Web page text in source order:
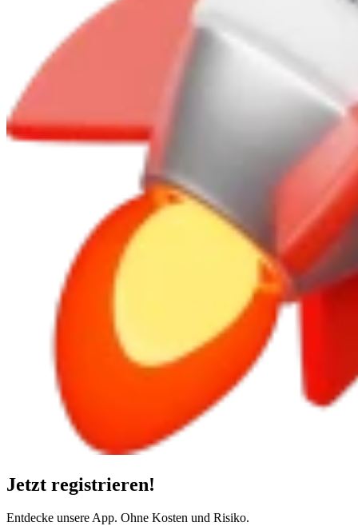
Jetzt registrieren!
Entdecke unsere App. Ohne Kosten und Risiko.